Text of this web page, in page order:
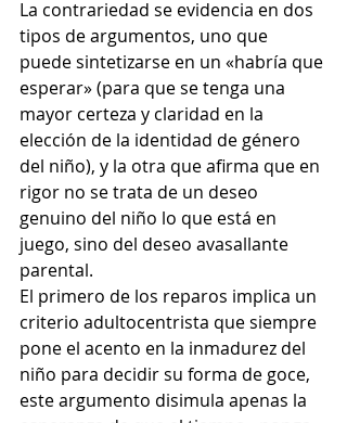
La contrariedad se evidencia en dos
tipos de argumentos, uno que
puede sintetizarse en un «habría que
esperar» (para que se tenga una
mayor certeza y claridad en la
elección de la identidad de género
del niño), y la otra que afirma que en
rigor no se trata de un deseo
genuino del niño lo que está en
juego, sino del deseo avasallante
parental.
El primero de los reparos implica un
criterio adultocentrista que siempre
pone el acento en la inmadurez del
niño para decidir su forma de goce,
este argumento disimula apenas la